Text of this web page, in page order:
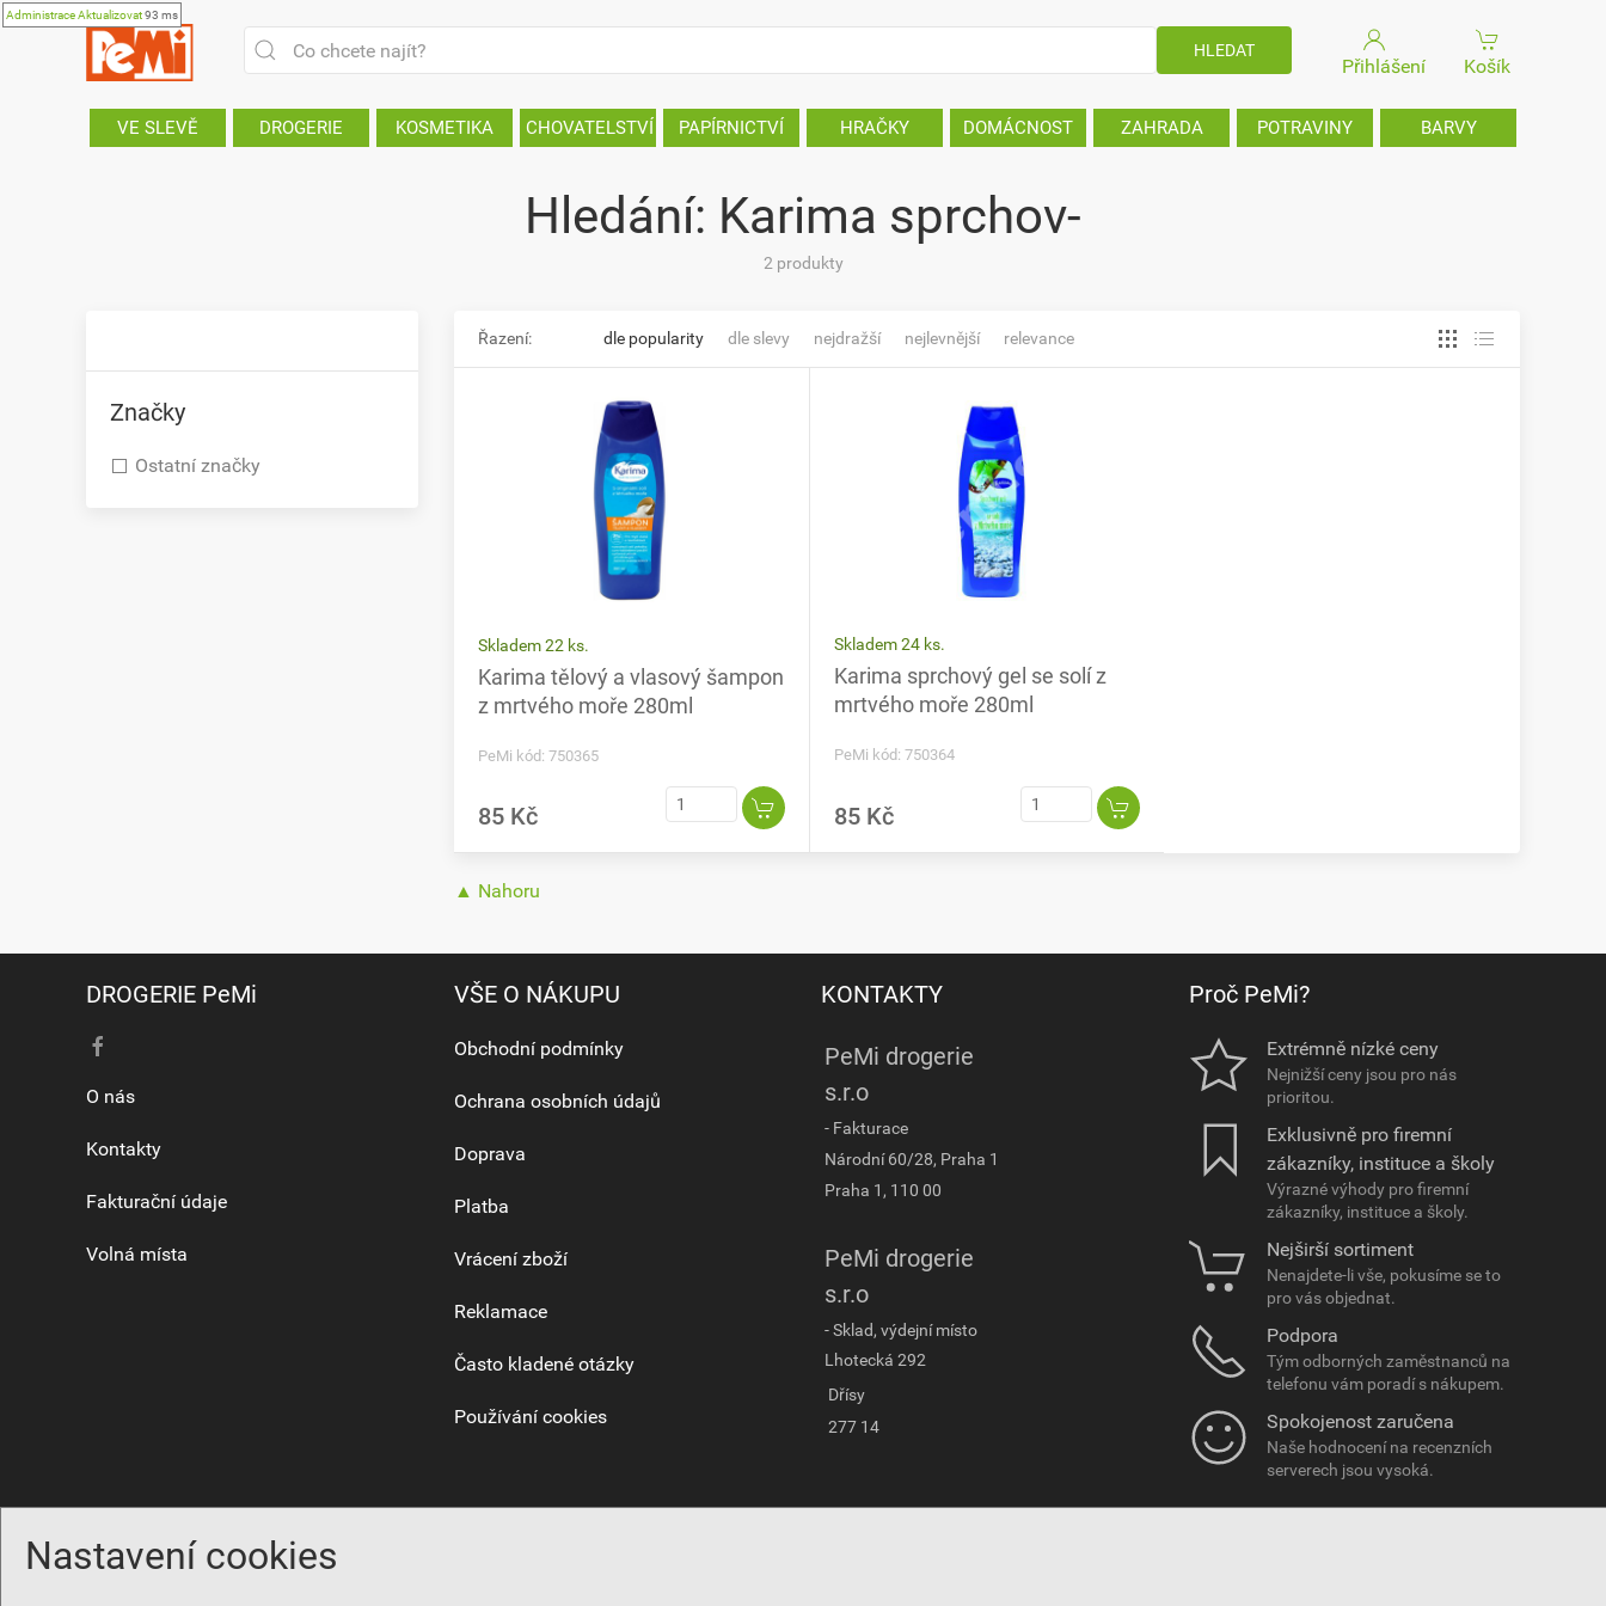
AdministraceAktualizovat93 ms
Nastavení cookies
Přihlášení Košík
VE SLEVĚ DROGERIE KOSMETIKA CHOVATELSTVÍ PAPÍRNICTVÍ HRAČKY DOMÁCNOST ZAHRADA POTRAVINY BARVY
Hledání: Karima sprchov-
2 produkty
Značky
Ostatní značky
Řazení: dle popularity dle slevy nejdražší nejlevnější relevance
Skladem 22 ks.
Karima tělový a vlasový šampon
z mrtvého moře 280ml
PeMi kód: 750365
85 Kč
Skladem 24 ks.
Karima sprchový gel se solí z
mrtvého moře 280ml
PeMi kód: 750364
85 Kč
▲ Nahoru
DROGERIE PeMi
O nás
Kontakty
Fakturační údaje
Volná místa
VŠE O NÁKUPU
Obchodní podmínky
Ochrana osobních údajů
Doprava
Platba
Vrácení zboží
Reklamace
Často kladené otázky
Používání cookies
KONTAKTY
PeMi drogerie
s.r.o
- Fakturace
Národní 60/28, Praha 1
Praha 1, 110 00
PeMi drogerie
s.r.o
- Sklad, výdejní místo
Lhotecká 292
Dřísy
277 14
Proč PeMi?
Extrémně nízké ceny
Nejnižší ceny jsou pro nás
prioritou.
Exklusivně pro firemní
zákazníky, instituce a školy
Výrazné výhody pro firemní
zákazníky, instituce a školy.
Nejširší sortiment
Nenajdete-li vše, pokusíme se to
pro vás objednat.
Podpora
Tým odborných zaměstnanců na
telefonu vám poradí s nákupem.
Spokojenost zaručena
Naše hodnocení na recenzních
serverech jsou vysoká.